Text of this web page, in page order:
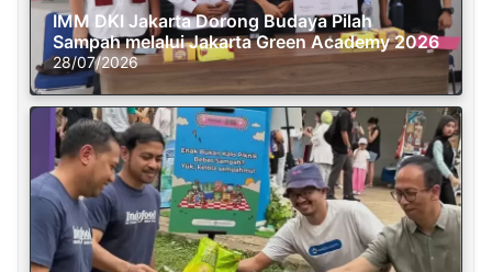
IMM DKI Jakarta Dorong Budaya Pilah
Sampah melalui Jakarta Green Academy 2026
28/07/2026